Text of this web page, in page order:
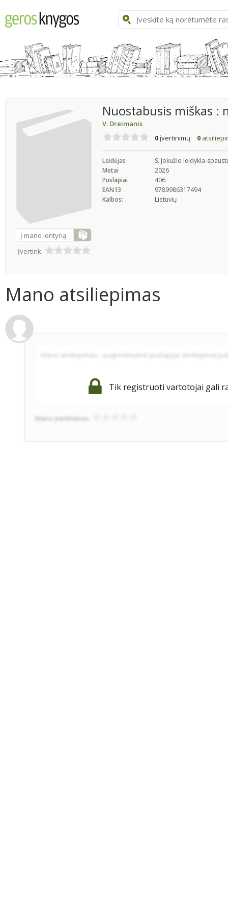
Į mano lentyną
Įvertink:
Nuostabusis miškas :
V. Dreimanis
0 įvertinimų 0
Leidėjas
S. Jokužio leidykla-
Metai
2026
Puslapiai
406
EAN13
9789986317494
Kalbos:
Lietuvių
Mano atsiliepimas
Tik registruoti vartotojai gali
Mano įvertinimas: